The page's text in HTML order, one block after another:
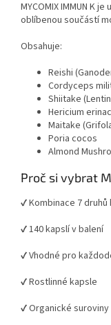
MYCOMIX IMMUN K
oblíbenou součástí
Obsahuje:
Reishi
Cordyceps
Shiitake
Hericium
Maitake
Poria cocos
Almond
Proč si vybrat
✔ Kombinace 7 druhů
✔ 140 kapslí v balení
✔ Vhodné pro
✔ Rostlinné kapsle
✔ Organické suroviny